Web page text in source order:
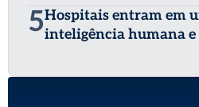
5Hospitais entram em
inteligência humana